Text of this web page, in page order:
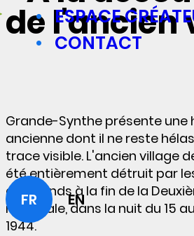
ESPACE
CONTACT
FR EN
de l'ancien
Grande-Synthe présente une
ancienne dont il ne reste
trace visible. L'ancien village
été entièrement détruit par
allemands à la fin de la
mondiale, dans la nuit du 15
1944.